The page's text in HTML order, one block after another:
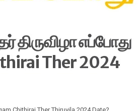
திருவிழா எப்போது
Ther 2024